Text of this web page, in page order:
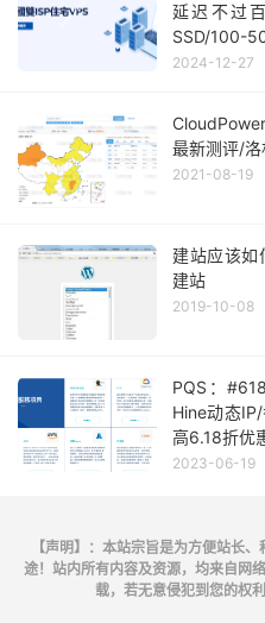
延迟不过
SSD/100-
2024-12-27
最新测评/
2021-08-19
建站应该如
建站
2019-10-08
PQS：
Hine动态
高6.18折优
2023-06-19
【声明】：本站宗旨是为方便站长
途！站内所有内容及资源，均来自网
载，若无意侵犯到您的权